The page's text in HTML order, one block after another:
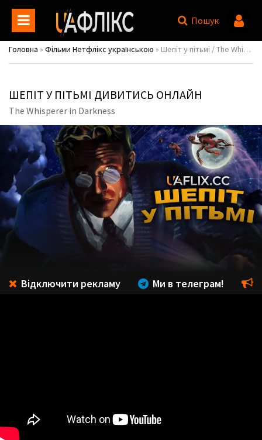
Пошук
Головна » Фільми Нетфлікс українською » Шепіт у пітьмі / The Whisperer in Darkness
ШЕПІТ У ПІТЬМІ ДИВИТИСЬ ОНЛАЙН
The Whisperer in Darkness
Відключити рекламу Ми в телеграм!